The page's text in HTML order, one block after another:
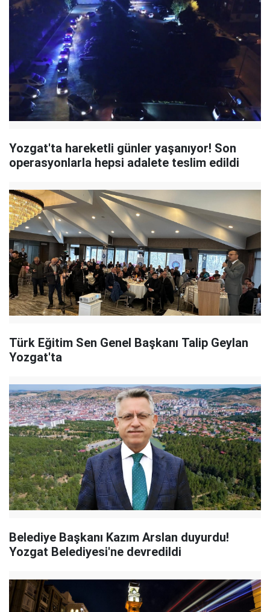
Yozgat'ta hareketli günler yaşanıyor! Son
operasyonlarla hepsi adalete teslim edildi
Türk Eğitim Sen Genel Başkanı Talip Geylan
Yozgat'ta
Belediye Başkanı Kazım Arslan duyurdu!
Yozgat Belediyesi'ne devredildi